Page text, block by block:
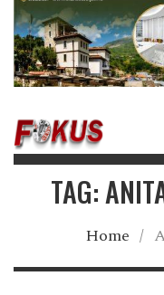
TAG:
Home /